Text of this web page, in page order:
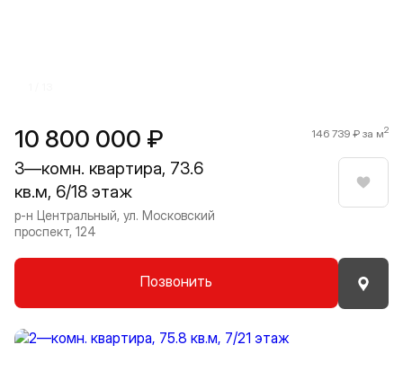
10 800 000 ₽ 146 739 ₽ за м2
3—комн. квартира, 73.6
кв.м, 6/18 этаж
р-н Центральный, ул. Московский
проспект, 124
Позвонить